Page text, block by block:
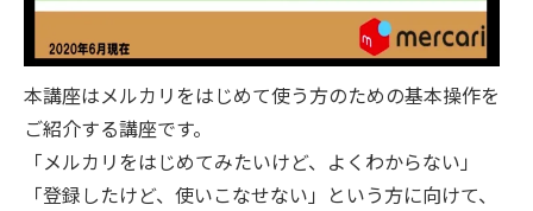
本講座はメルカリをはじめて使う方のための基本操作を
ご紹介する講座です。
「メルカリをはじめてみたいけど、よくわからない」
「登録したけど、使いこなせない」という方に向けて、